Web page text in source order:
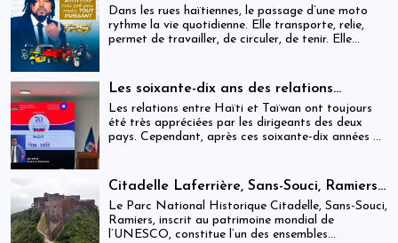
dans l’univers des motocyclettes en Haïti
Dans les rues haïtiennes, le passage d’une moto
rythme la vie quotidienne. Elle transporte, relie,
permet de travailler, de circuler, de tenir. Elle
personnes.
Les soixante-dix ans des relations
haïtiano-taïwanaises : entre dépendance
et ambiguïtés stratégiques
Les relations entre Haïti et Taïwan ont toujours
été très appréciées par les dirigeants des deux
pays. Cependant, après ces soixante-dix années de
objectifs de développement durable sur lesquels
Haïti devrait se fixer.
Citadelle Laferrière, Sans-Souci, Ramiers :
gouvernance absente d’un patrimoine
mondial sous pression structurelle
Le Parc National Historique Citadelle, Sans-Souci,
Ramiers, inscrit au patrimoine mondial de
l’UNESCO, constitue l’un des ensembles